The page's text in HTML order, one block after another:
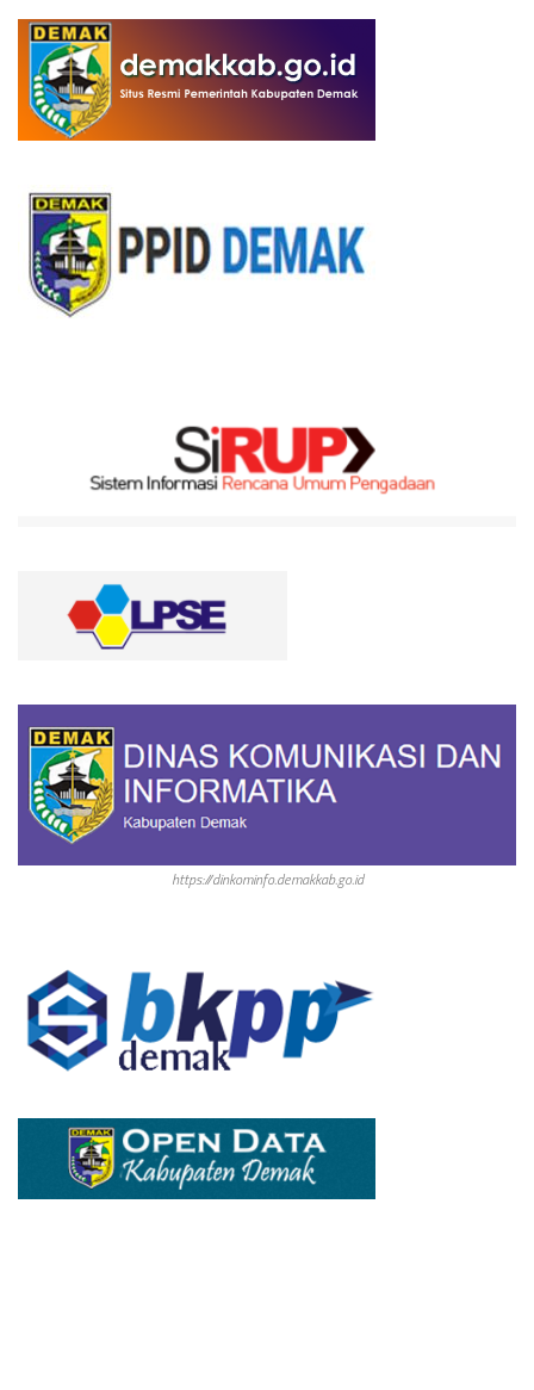
https://dinkominfo.demakkab.go.id